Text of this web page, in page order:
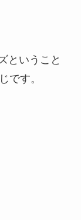
ということ
です。